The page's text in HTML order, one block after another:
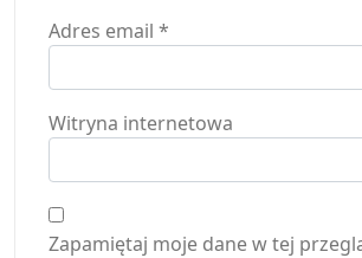
Adres email *
Witryna internetowa
Zapamiętaj moje dane w tej